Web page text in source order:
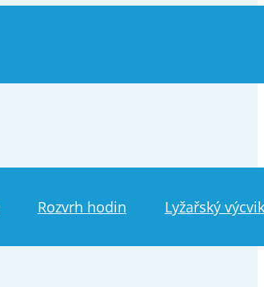
Rozvrh hodin Lyžařský výcvik